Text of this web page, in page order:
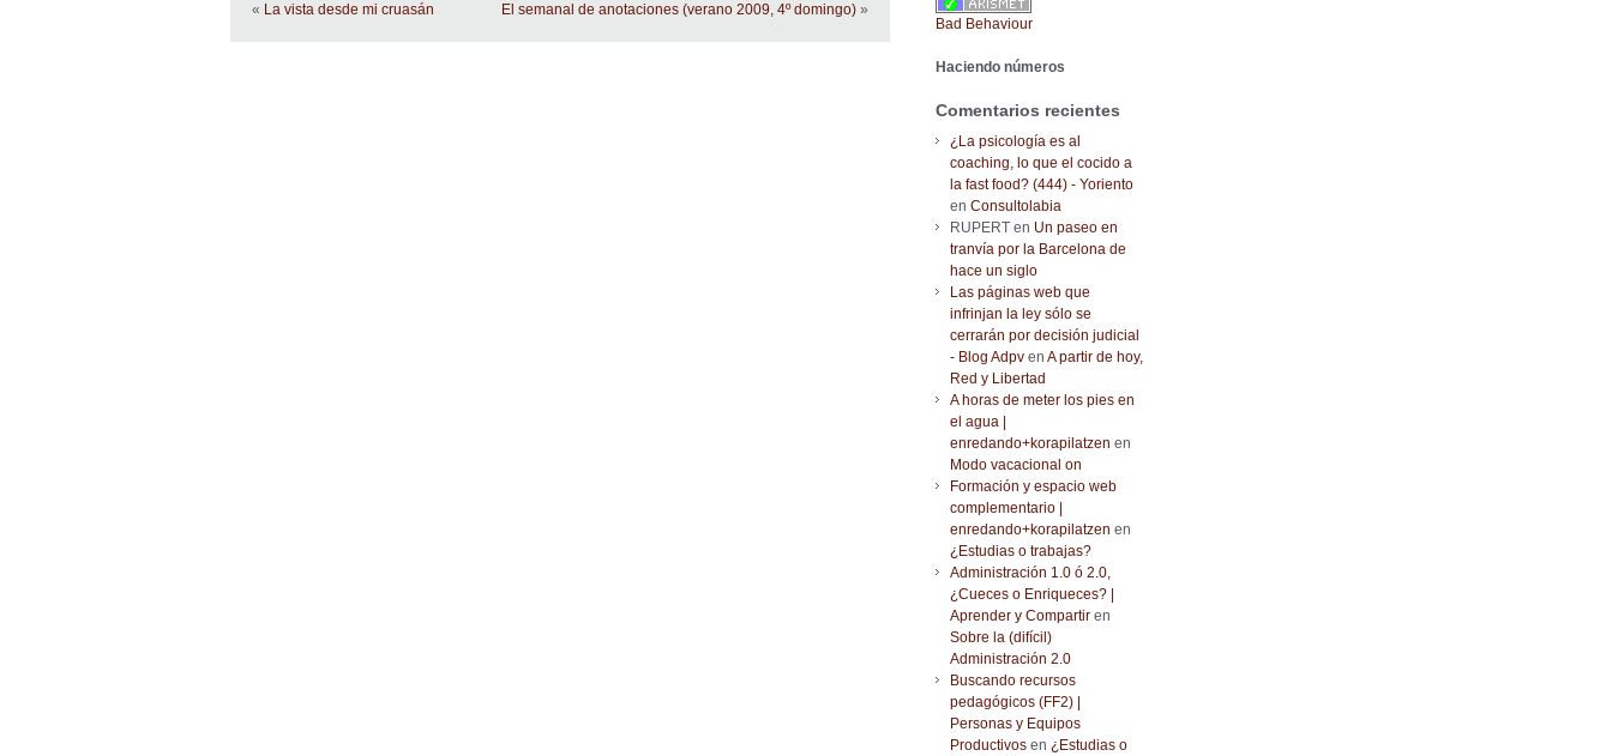
« La vista desde mi cruasán El semanal de anotaciones (verano 2009, 4º domingo) »
Bad Behaviour
Haciendo números
Comentarios recientes
¿La psicología es al
coaching, lo que el cocido a
la fast food? (444) - Yoriento
en Consultolabia
RUPERT en Un paseo en
tranvía por la Barcelona de
hace un siglo
Las páginas web que
infrinjan la ley sólo se
cerrarán por decisión judicial
- Blog Adpv en A partir de hoy,
Red y Libertad
A horas de meter los pies en
el agua |
enredando+korapilatzen en
Modo vacacional on
Formación y espacio web
complementario |
enredando+korapilatzen en
¿Estudias o trabajas?
Administración 1.0 ó 2.0,
¿Cueces o Enriqueces? |
Aprender y Compartir en
Sobre la (difícil)
Administración 2.0
Buscando recursos
pedagógicos (FF2) |
Personas y Equipos
Productivos en ¿Estudias o